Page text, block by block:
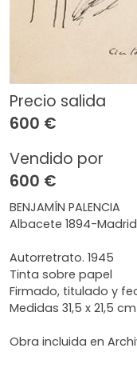
Precio salida
600 €
Vendido por
600 €
BENJAMÍN PALENCIA
Albacete 1894-Madrid
Autorretrato. 1945
Tinta sobre papel
Firmado, titulado y
Medidas 31,5 x 21,5 cm
Obra incluida en